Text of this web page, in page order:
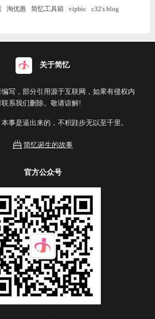
淘优惠 简忆工具箱 vipbic
c32's blog
关于简忆
写，部分引用源于互联网，如果有侵权内
系我们删除。敬请谅解!
事是逼出来的，不积跬步无以至千里。
简忆诞生的故事
官方公众号